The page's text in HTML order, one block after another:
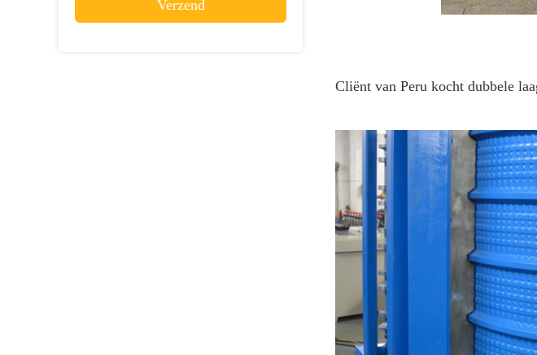
Verzend
Cliënt van Peru kocht dubbele